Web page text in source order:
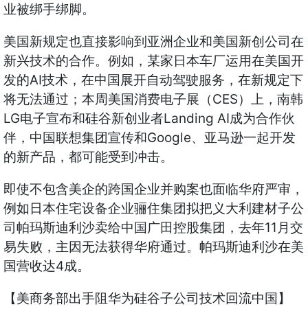
业被绑手绑脚。
美国新规定也直接影响到亚洲企业和美国新创公司在
新兴技术的合作。例如，某家日本车厂运用在美国开
发的AI技术，在中国展开自动驾驶服务，在新规定下
将无法通过；本周美国消费电子展（CES）上，南韩
LG电子宣布和硅谷新创业者Landing AI成为合作伙
伴，中国联想集团宣传和Google、亚马逊一起开发
的新产品，都可能受到冲击。
即使不包含美企的跨国企业并购案也面临华府严审，
例如日本住宅设备企业骊住集团拟把义大利建材子公
司帕玛斯迪利沙卖给中国广田控股集团，去年11月交
易失败，主因无法获得华府通过。帕玛斯迪利沙在美
国营收达4成。
【美商务部出手阻华为硅谷子公司技术回流中国】